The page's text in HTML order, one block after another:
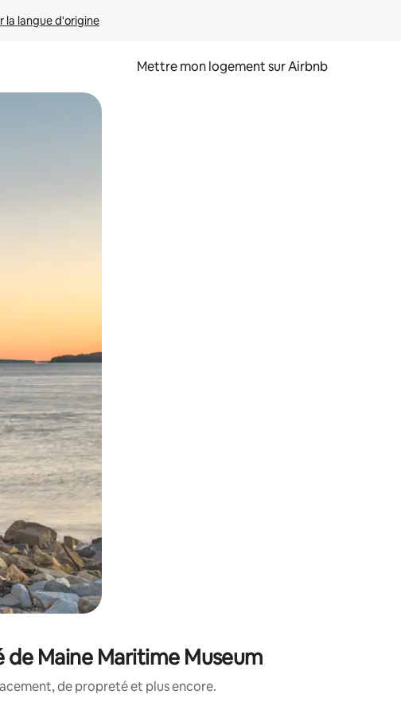
la langue d'origine
Mettre mon logement sur Airbnb
en faisant glisser.
Maine Maritime Museum
de propreté et plus encore.